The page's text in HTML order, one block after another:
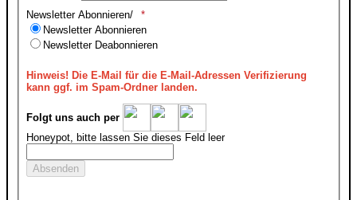
Newsletter Abonnieren/
Newsletter Abonnieren
Newsletter Deabonnieren
Hinweis! Die E-Mail für die E-Mail-Adressen Verifizierung
kann ggf. im Spam-Ordner landen.
Folgt uns auch per
Honeypot, bitte lassen Sie dieses Feld leer